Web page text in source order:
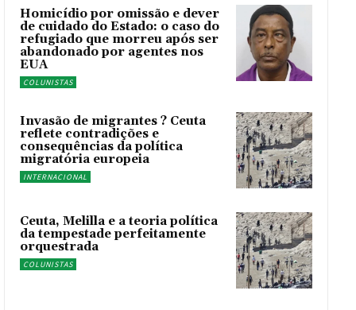
Homicídio por omissão e dever
de cuidado do Estado: o caso do
refugiado que morreu após ser
abandonado por agentes nos
EUA
COLUNISTAS
Invasão de migrantes ? Ceuta
reflete contradições e
consequências da política
migratória europeia
INTERNACIONAL
Ceuta, Melilla e a teoria política
da tempestade perfeitamente
orquestrada
COLUNISTAS